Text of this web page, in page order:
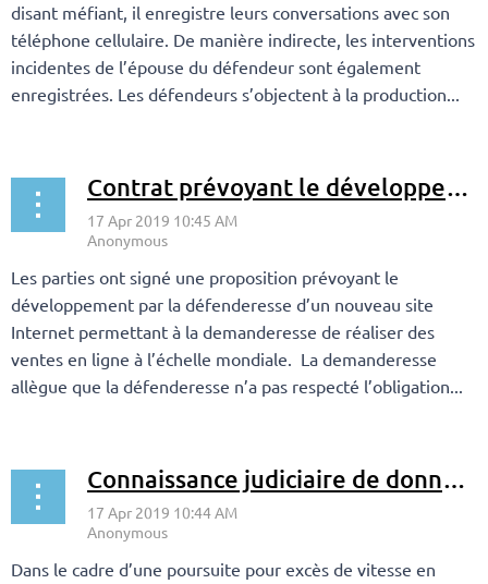
disant méfiant, il enregistre leurs conversations avec son
téléphone cellulaire. De manière indirecte, les interventions
incidentes de l’épouse du défendeur sont également
enregistrées. Les défendeurs s’objectent à la production...
Contrat prévoyant le développement d’un site web sur mesure – obligation de résultat
Les parties ont signé une proposition prévoyant le
développement par la défenderesse d’un nouveau site
Internet permettant à la demanderesse de réaliser des
ventes en ligne à l’échelle mondiale. La demanderesse
allègue que la défenderesse n’a pas respecté l’obligation...
Connaissance judiciaire de données émanant de Google Maps
Dans le cadre d’une poursuite pour excès de vitesse en